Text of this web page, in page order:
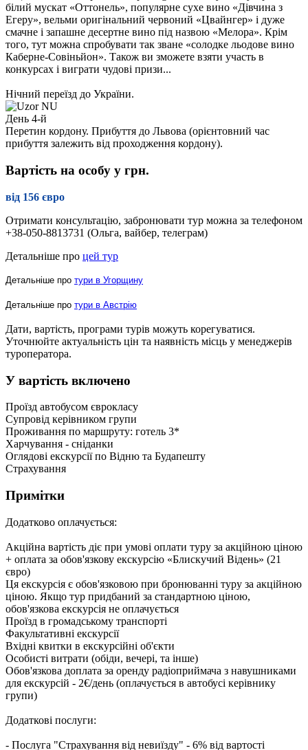
білий мускат «Оттонель», популярне сухе вино «Дівчина з
Егеру», вельми оригінальний червоний «Цвайнгер» і дуже
смачне і запашне десертне вино під назвою «Мелора». Крім
того, тут можна спробувати так зване «солодке льодове вино
Каберне-Совіньйон». Також ви зможете взяти участь в
конкурсах і виграти чудові призи...
Нічний переїзд до України.
День 4-й
Перетин кордону. Прибуття до Львова (орієнтовний час
прибуття залежить від проходження кордону).
Вартість на особу у грн.
від 156 євро
Отримати консультацію, забронювати тур можна за телефоном
+38-050-8813731 (Ольга, вайбер, телеграм)
Детальніше про цей тур
Детальніше про тури в Угорщину
Детальніше про тури в Австрію
Дати, вартість, програми турів можуть корегуватися.
Уточнюйте актуальність цін та наявність місць у менеджерів
туроператора.
У вартість включено
Проїзд автобусом єврокласу
Супровід керівником групи
Проживання по маршруту: готель 3*
Харчування - сніданки
Оглядові екскурсії по Відню та Будапешту
Страхування
Примітки
Додатково оплачується:
Акційна вартість діє при умові оплати туру за акційною ціною
+ оплата за обов'язкову екскурсію «Блискучий Відень» (21
євро)
Ця екскурсія є обов'язковою при бронюванні туру за акційною
ціною. Якщо тур придбаний за стандартною ціною,
обов'язкова екскурсія не оплачується
Проїзд в громадському транспорті
Факультативні екскурсії
Вхідні квитки в екскурсійні об'єкти
Особисті витрати (обіди, вечері, та інше)
Обов'язкова доплата за оренду радіоприймача з навушниками
для екскурсій - 2€/день (оплачується в автобусі керівнику
групи)
Додаткові послуги:
- Послуга "Страхування від невиїзду" - 6% від вартості